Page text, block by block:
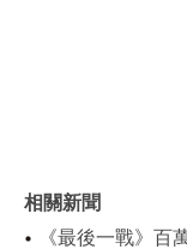
相關新聞
《最後一戰》百